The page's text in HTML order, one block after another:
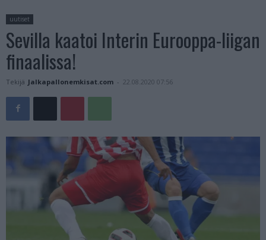
uutiset
Sevilla kaatoi Interin Eurooppa-liigan
finaalissa!
Tekijä Jalkapallonemkisat.com - 22.08.2020 07:56